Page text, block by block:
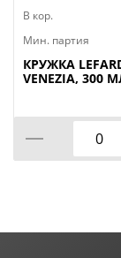
В кор.
Мин. партия
КРУЖКА
VENEZIA, 300